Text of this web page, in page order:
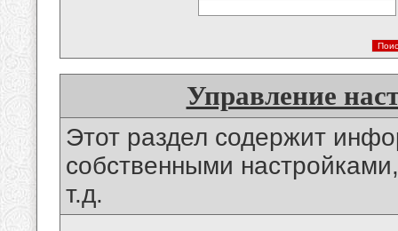
Управление
Этот раздел содержит
собственными
т.д.